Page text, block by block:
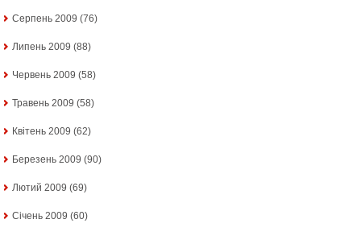
Серпень 2009 (76)
Липень 2009 (88)
Червень 2009 (58)
Травень 2009 (58)
Квітень 2009 (62)
Березень 2009 (90)
Лютий 2009 (69)
Січень 2009 (60)